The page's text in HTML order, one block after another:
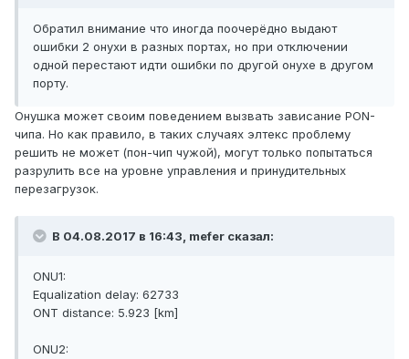
Обратил внимание что иногда поочерёдно выдают
ошибки 2 онухи в разных портах, но при отключении
одной перестают идти ошибки по другой онухе в другом
порту.
Онушка может своим поведением вызвать зависание PON-
чипа. Но как правило, в таких случаях элтекс проблему
решить не может (пон-чип чужой), могут только попытаться
разрулить все на уровне управления и принудительных
перезагрузок.
В 04.08.2017 в 16:43, mefer сказал:
ONU1:
Equalization delay: 62733
ONT distance: 5.923 [km]
ONU2: